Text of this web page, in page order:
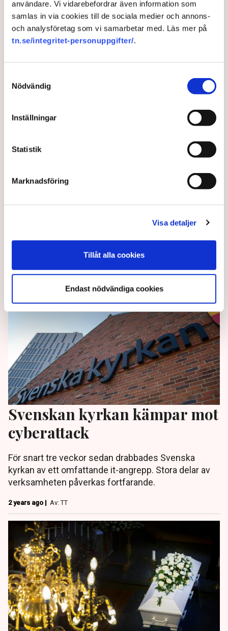
användare. Vi vidarebefordrar även information som
samlas in via cookies till de sociala medier och annons-
och analysföretag som vi samarbetar med. Läs mer på
tn.se/integritet-personuppgifter/.
Nödvändig
Inställningar
Statistik
Marknadsföring
Visa detaljer
Tillåt alla cookies
Endast nödvändiga cookies
2 years ago | Av: TT
svagt cyberförsvar
stå emot olika typer av cyberangrepp. Många gånger
2 years ago |
Svenskan kyrkan kämpar mot
cyberattack
För snart tre veckor sedan drabbades Svenska
kyrkan av ett omfattande it-angrepp. Stora delar av
verksamheten påverkas fortfarande.
2 years ago | Av: TT